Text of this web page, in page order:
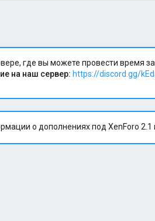
где вы можете провести время
на наш сервер: https://discord.gg/
о дополнениях под XenForo